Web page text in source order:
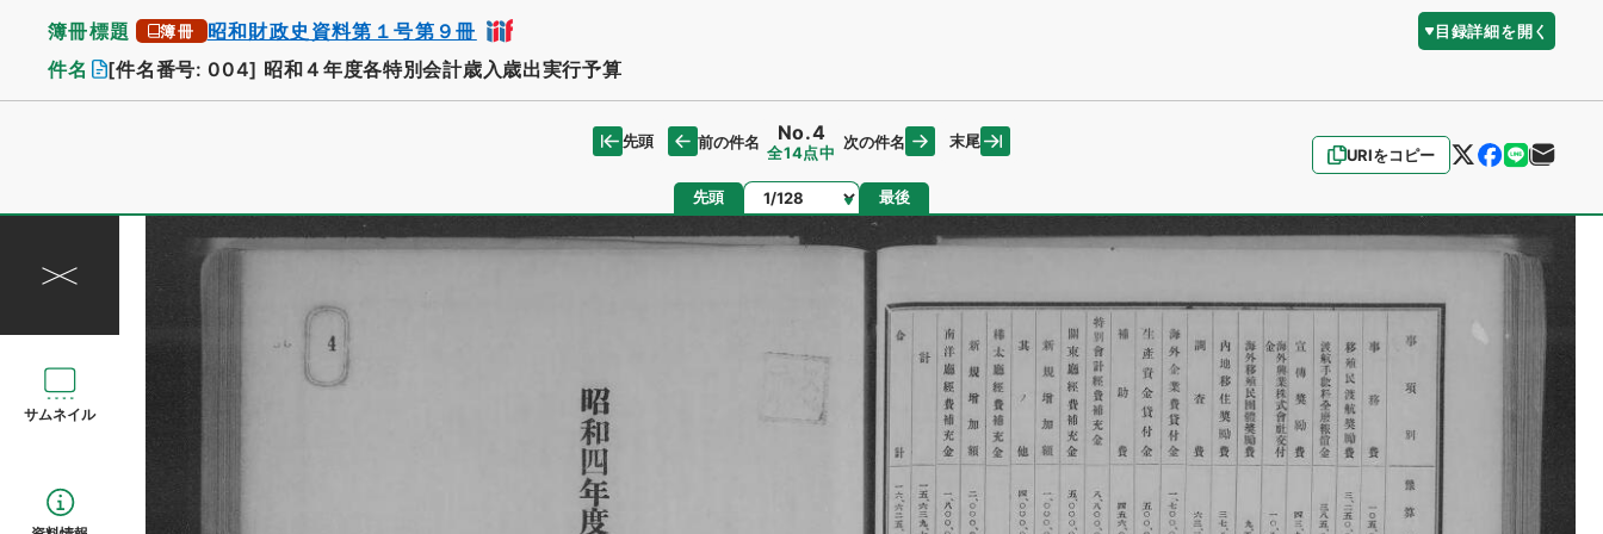
簿冊標題 簿冊 昭和財政史資料第１号第９冊 目録詳細を開く
件名 [件名番号: 004] 昭和４年度各特別会計歳入歳出実行予算
URIをコピー
先頭 前の件名 No.4
全14点中
次の件名 末尾
先頭 ページ 最後
サムネイル